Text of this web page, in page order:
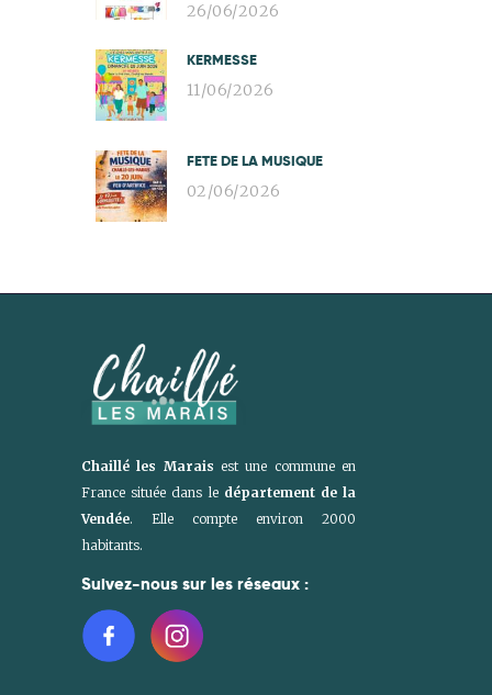
26/06/2026
KERMESSE
11/06/2026
FETE DE LA MUSIQUE
02/06/2026
Chaillé les Marais est une commune en
France située dans le département de la
Vendée. Elle compte environ 2000
habitants.
Suivez-nous sur les réseaux :